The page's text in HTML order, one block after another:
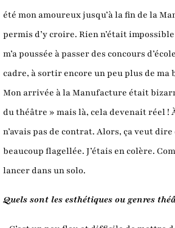
été mon amoureux jusqu’à la fin de la
permis d’y croire. Rien n’était
m’a poussée à passer des concours
cadre, à sortir encore un peu plus de ma
Mon arrivée à la Manufacture était
du théâtre » mais là, cela devenait réel
n’avais pas de contrat. Alors, ça veut
beaucoup flagellée. J’étais en colère.
lancer dans un solo.
Quels sont les esthétiques ou genres